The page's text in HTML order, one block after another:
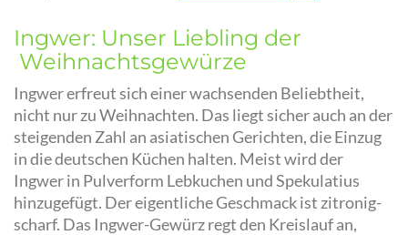
Ingwer: Unser Liebling der
Weihnachtsgewürze
Ingwer erfreut sich einer wachsenden Beliebtheit,
nicht nur zu Weihnachten. Das liegt sicher auch an der
steigenden Zahl an asiatischen Gerichten, die Einzug
in die deutschen Küchen halten. Meist wird der
Ingwer in Pulverform Lebkuchen und Spekulatius
hinzugefügt. Der eigentliche Geschmack ist zitronig-
scharf. Das Ingwer-Gewürz regt den Kreislauf an,